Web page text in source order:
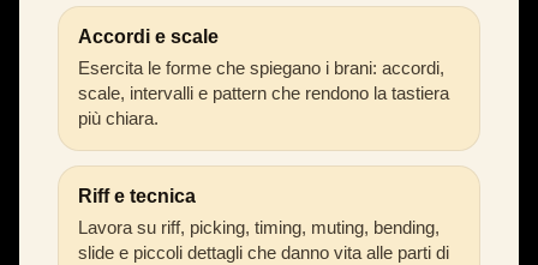
Accordi e scale
Esercita le forme che spiegano i brani: accordi,
scale, intervalli e pattern che rendono la tastiera
più chiara.
Riff e tecnica
Lavora su riff, picking, timing, muting, bending,
slide e piccoli dettagli che danno vita alle parti di